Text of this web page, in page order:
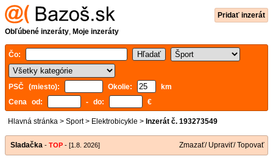
Pridať inzerát
Obľúbené inzeráty, Moje inzeráty
Čo:
PSČ (miesto): Okolie:
km
Cena od:
- do: €
Hlavná stránka > Sport> Elektrobicykle > Inzerát č. 193273549
Sladačka - TOP - [1.8. 2026] Zmazať/ Upraviť/ Topovať